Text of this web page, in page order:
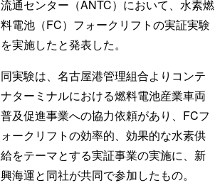
流通センター（ANTC）において、水素燃
料電池（FC）フォークリフトの実証実験
を実施したと発表した。
同実験は、名古屋港管理組合よりコンテ
ナターミナルにおける燃料電池産業車両
普及促進事業への協力依頼があり、FCフ
ォークリフトの効率的、効果的な水素供
給をテーマとする実証事業の実施に、新
興海運と同社が共同で参加したもの。